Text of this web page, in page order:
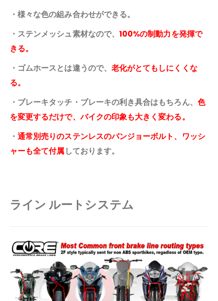
・様々な色の組み合わせができる。
・ステンメッシュ素材なので、 100%の制動力を発揮で
きる。
・ゴムホースとは違うので、 老化がとてもしにくくな
る。
・ブレーキタッチ・ブレーキの利き具合はもちろん、 色
を変更するだけで、バイクの印象も大きく変わる。
・通常別売りのステンレスのバンジョーボルト、ワッシ
ャーも全て付属しております。
ライン ルートシステム